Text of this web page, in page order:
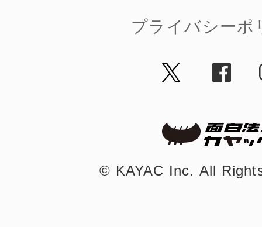
プライバシーポ
©︎ KAYAC Inc. All